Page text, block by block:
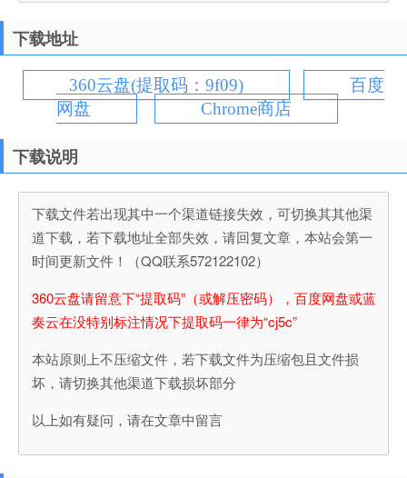
下载地址
360云盘(提取码：9f09)
百度
网盘
Chrome商店
下载说明
下载文件若出现其中一个渠道链接失效，可切换其其他渠
道下载，若下载地址全部失效，请回复文章，本站会第一
时间更新文件！（QQ联系572122102）
360云盘请留意下“提取码”（或解压密码），百度网盘或蓝
奏云在没特别标注情况下提取码一律为“cj5c”
本站原则上不压缩文件，若下载文件为压缩包且文件损
坏，请切换其他渠道下载损坏部分
以上如有疑问，请在文章中留言